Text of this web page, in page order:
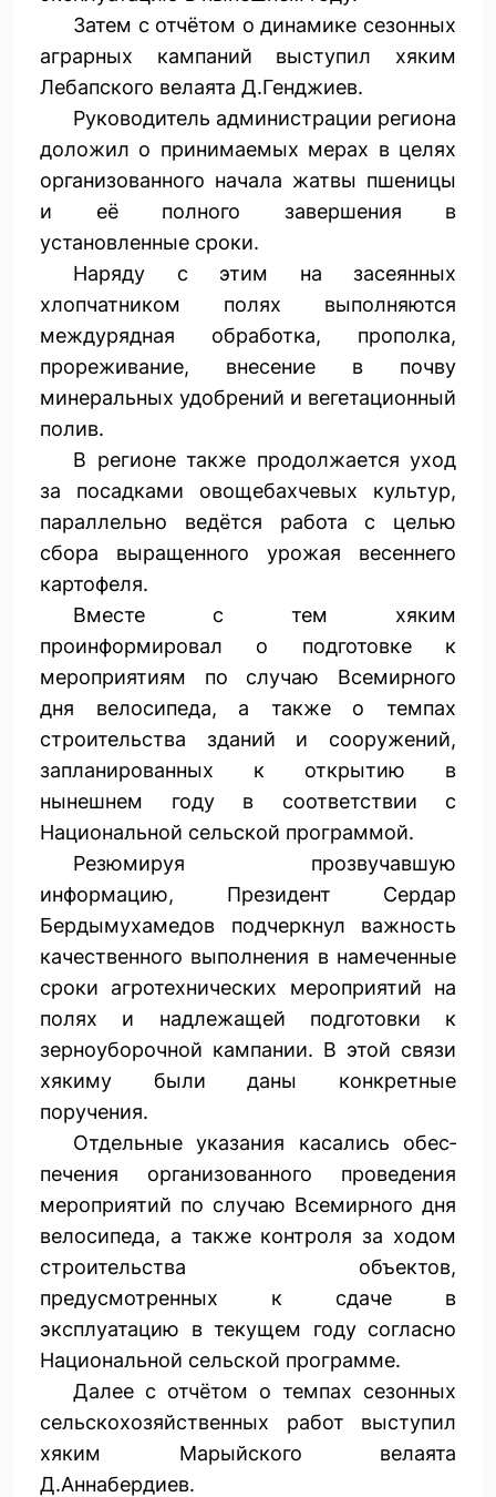
Затем с отчётом о динамике сезонных
аграрных кампаний выступил хяким
Лебапского велаята Д.Генджиев.
Руководитель администрации региона
доложил о принимаемых мерах в целях
организованного начала жатвы пшеницы
и её полного завершения в
установленные сроки.
Наряду с этим на засеянных
хлопчатником полях выполняются
междурядная обработка, прополка,
прореживание, внесение в почву
минеральных удобрений и вегетационный
полив.
В регионе также продолжается уход
за посадками овощебахчевых культур,
параллельно ведётся работа с целью
сбора выращенного урожая весеннего
картофеля.
Вместе с тем хяким
проинформировал о подготовке к
мероприятиям по случаю Всемирного
дня велосипеда, а также о темпах
строительства зданий и сооружений,
запланированных к открытию в
нынешнем году в соответствии с
Национальной сельской программой.
Резюмируя прозвучавшую
информацию, Президент Сердар
Бердымухамедов подчеркнул важность
качественного выполнения в намеченные
сроки агротехнических мероприятий на
полях и надлежащей подготовки к
зерноуборочной кампании. В этой связи
хякиму были даны конкретные
поручения.
Отдельные указания касались обес­
печения организованного проведения
мероприятий по случаю Всемирного дня
велосипеда, а также контроля за ходом
строительства объектов,
предусмотренных к сдаче в
эксплуатацию в текущем году согласно
Национальной сельской программе.
Далее с отчётом о темпах сезонных
сельскохозяйственных работ выступил
хяким Марыйского велаята
Д.Аннабердиев.